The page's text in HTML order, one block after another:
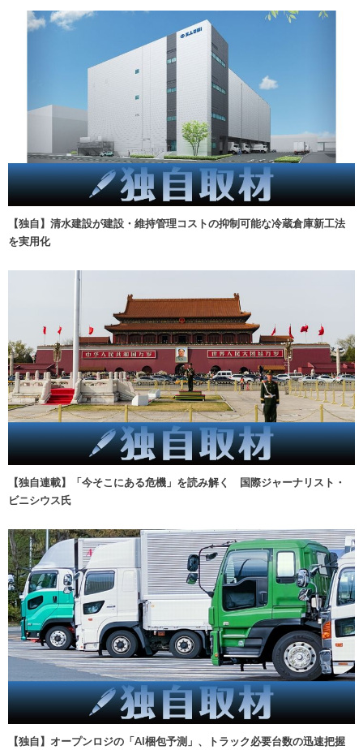
【独自】清水建設が建設・維持管理コストの抑制可能な冷蔵倉庫新工法
を実用化
【独自連載】「今そこにある危機」を読み解く 国際ジャーナリスト・
ビニシウス氏
【独自】オープンロジの「AI梱包予測」、トラック必要台数の迅速把握